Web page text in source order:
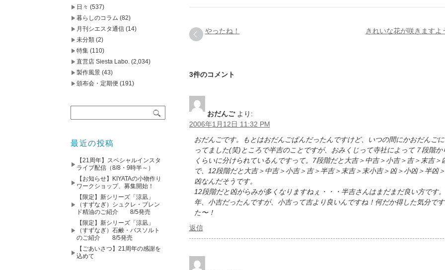
やったね！ きれいな花が咲きますよ
3件のコメント
おだんご より:
2006年1月12日 11:32 PM
おだんごです。もとはおだんごぱんだったんですけど、いつの間にかおだんご
ってました(笑)ところで半吉のことですが、おみくじって寺社によって７段階か
くらいに分けられているんですって。7段階だと大吉＞中吉＞小吉＞吉＞末吉＞
で、12段階だと大吉＞中吉＞小吉＞吉＞半吉＞末吉＞末小吉＞凶＞小凶＞半凶
凶なんだそうです。
12段階だと凶がらみが多くなりますねぇ・・・半吉さんはまだまだ良い方です
年、小吉だったんですが、小吉って吉より良いんですね！何だか得した気分で
た〜！
返信
日々 (537)
暮らしのコラム (82)
月刊シエスタ通信 (14)
未分類 (2)
特集 (110)
直営店 Siesta Labo. (2,034)
製作風景 (43)
頒布会・定期便 (191)
最近の投稿
【21周年】スペシャルインスタ
ライブ配信（8/8・9時半～）
【お知らせ】KIYATAの小物作り
ワークショップ、募集開始！
【限定】新シリーズ「涼凪」
（すずなぎ）シュクレ・ブレン
ド精油のご紹介 8/5発売
【限定】新シリーズ「涼凪」
（すずなぎ）石鹸・バスソルト
のご紹介 8/5発売
【ごあいさつ】21周年の感謝を
込めて